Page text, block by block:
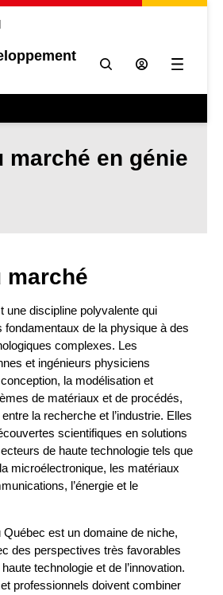
Ouvrir
marché en génie
marché
une discipline polyvalente qui
fondamentaux de la physique à des
complexes. Les
et ingénieurs physiciens
la modélisation et
de matériaux et de procédés,
la recherche et l’industrie. Elles
scientifiques en solutions
de haute technologie tels que
microélectronique, les matériaux
l’énergie et le
Québec est un domaine de niche,
des perspectives très favorables
technologie et de l’innovation.
professionnels doivent combiner